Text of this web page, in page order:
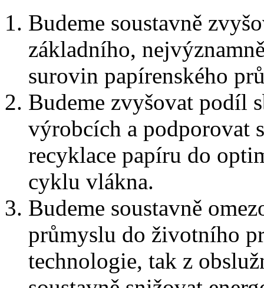
Budeme soustavně
základního,
surovin papírenského
Budeme zvyšovat podíl
výrobcích a podporovat
recyklace papíru do
cyklu vlákna.
Budeme soustavně
průmyslu do životního
technologie, tak z